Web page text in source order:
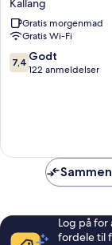
Kallang
Gratis morgenmad
Gratis Wi-Fi
7.4
ud
7,4 Godt
122 anmeldelser
Log på
fordele til